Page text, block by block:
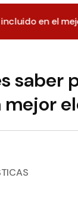
el mejor barrio
saber
mejor